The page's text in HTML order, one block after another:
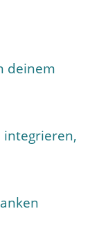
deinem
integrieren,